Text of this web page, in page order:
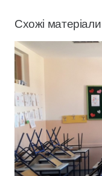
Схожі матеріали